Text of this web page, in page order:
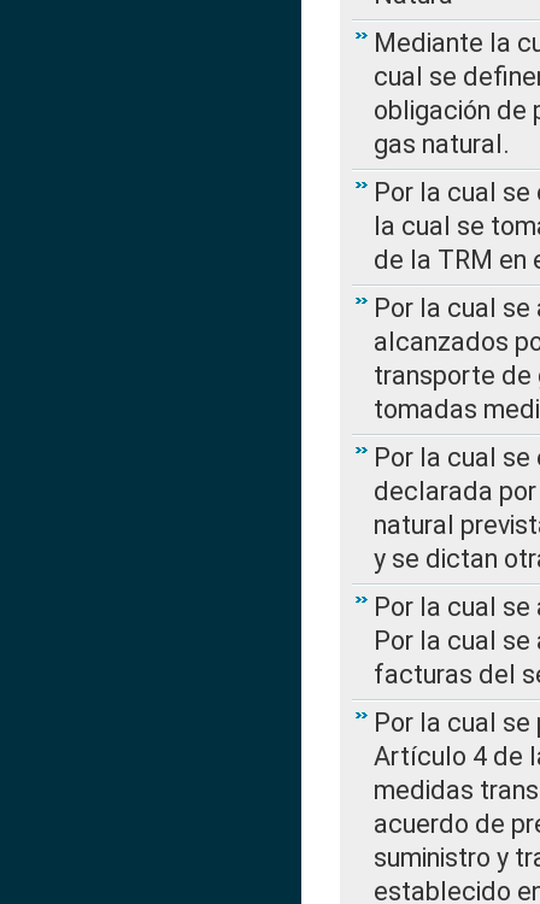
Mediante la
cual se
obligación de
gas natural.
Por la cual se
la cual se
de la TRM en
Por la cual
alcanzados
transporte de
tomadas
Por la cual
declarada
natural
y se dictan
Por la cual se
Por la cual
facturas del
Por la cual
Artículo 4 de
medidas
acuerdo de
suministro y
establecido